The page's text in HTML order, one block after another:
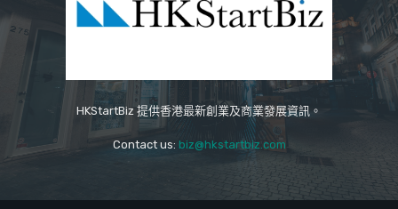
HKStartBiz 提供香港最新創業及商業發展資訊。
Contact us: biz@hkstartbiz.com